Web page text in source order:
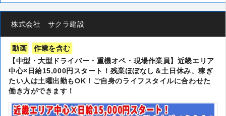
株式会社 サクラ建設
動画
作業を含む
【中型・大型ドライバー・重機オペ・現場作業員】近畿エリア
中心×日給15,000円スタート！残業ほぼなし＆土日休み、稼ぎ
たい人は土曜出勤もOK！ご自身のライフスタイルに合わせた
働き方ができます！